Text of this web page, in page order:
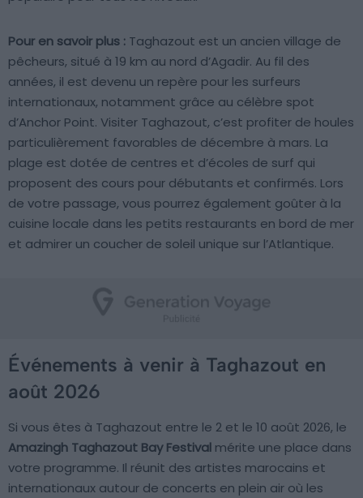
Pour en savoir plus : Taghazout est un ancien village de
pêcheurs, situé à 19 km au nord d’Agadir. Au fil des
années, il est devenu un repère pour les surfeurs
internationaux, notamment grâce au célèbre spot
d’Anchor Point. Visiter Taghazout, c’est profiter de houles
particulièrement favorables de décembre à mars. La
plage est dotée de centres et d’écoles de surf qui
proposent des cours pour débutants et confirmés. Lors
de votre passage, vous pourrez également goûter à la
cuisine locale dans les petits restaurants en bord de mer
et admirer un coucher de soleil unique sur l’Atlantique.
Événements à venir à Taghazout en
août 2026
Si vous êtes à Taghazout entre le 2 et le 10 août 2026, le
Amazingh Taghazout Bay Festival mérite une place dans
votre programme. Il réunit des artistes marocains et
internationaux autour de concerts en plein air où les